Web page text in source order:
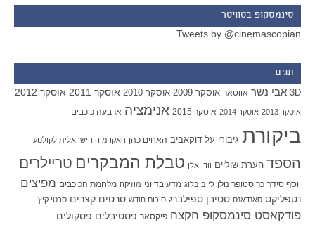
סינמסקופ בטוויטר
Tweets by @cinemascopian
תגים
3D אבי נשר אווטאר אוסקר 2009 אוסקר 2010 אוסקר 2011 אוסקר 2012
אוסקר 2013 אוסקר 2014 אוסקר 2015 אנימציה ארבעה כוכבים
ביקורת גיבורי על דוקאביב האחים כהן האקדמיה הישראלית לקולנוע
הספד הערת שוליים וודי אלן טבלת המבקרים טריילרים
יוסף סידר כריסטופר נולן לייב בלוג מדע בדיוני מוזיקה מלחמת הכוכבים מפיצים
נטפליקס סאנדאנס סטיבן ספילברג סיכום חודש סרטים קצרים סרטי קיץ
פודקאסט סינמסקופ הקצה פיקסאר פסטיבלים פסקולים